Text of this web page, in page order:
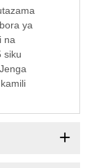
ya
na
siku